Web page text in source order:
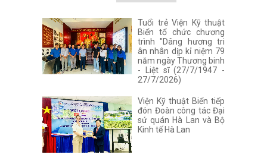
Tuổi trẻ Viện Kỹ thuật
Biển tổ chức chương
trình "Dâng hương tri
ân nhân dịp kỉ niệm 79
năm ngày Thương binh
- Liệt sĩ (27/7/1947 -
27/7/2026)
Viện Kỹ thuật Biển tiếp
đón Đoàn công tác Đại
sứ quán Hà Lan và Bộ
Kinh tế Hà Lan